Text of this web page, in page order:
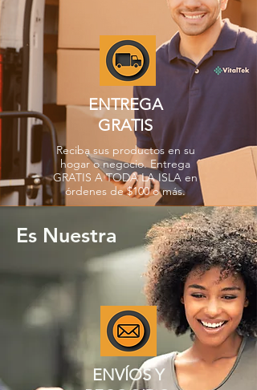
ENTREGA
GRATIS
Reciba sus productos en su
hogar o negocio. Entrega
GRATIS A TODA LA ISLA en
órdenes de $100 o más.
Es Nuestra
ENVÍOS Y